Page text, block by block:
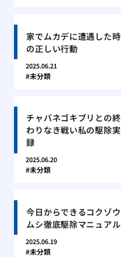
家でムカデに遭遇した時
の正しい行動
2025.06.21
未分類
チャバネゴキブリとの終
わりなき戦い私の駆除実
録
2025.06.20
未分類
今日からできるコクゾウ
ムシ徹底駆除マニュアル
2025.06.19
未分類